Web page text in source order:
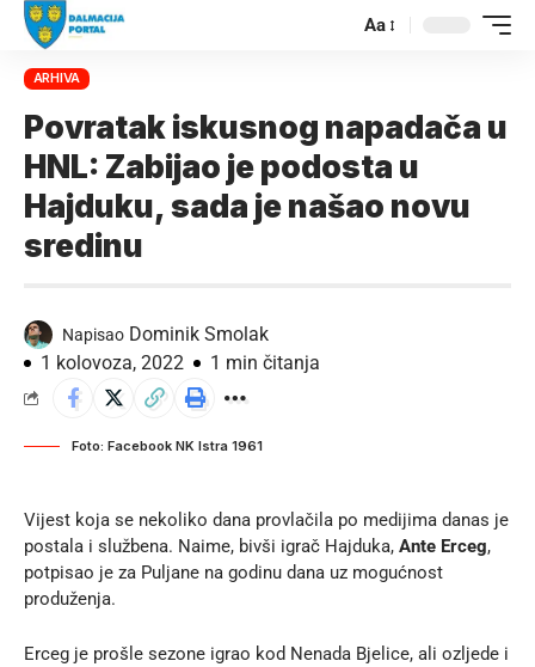
Aa
ARHIVA
Povratak iskusnog napadača u
HNL: Zabijao je podosta u
Hajduku, sada je našao novu
sredinu
Napisao Dominik Smolak
1 kolovoza, 2022
1 min čitanja
Foto: Facebook NK Istra 1961
Vijest koja se nekoliko dana provlačila po medijima danas je
postala i službena. Naime, bivši igrač Hajduka, Ante Erceg,
potpisao je za Puljane na godinu dana uz mogućnost
produženja.
Erceg je prošle sezone igrao kod Nenada Bjelice, ali ozljede i